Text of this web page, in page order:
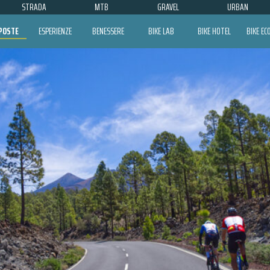
STRADA MTB GRAVEL URBAN
ESPERIENZE BENESSERE BIKE LAB BIKE HOTEL BIKE